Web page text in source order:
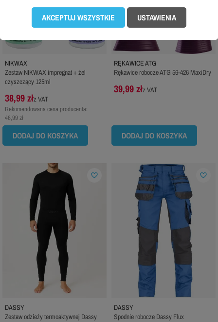
NIKWAX
Zestaw NIKWAX impregnat + żel
czyszczący 125ml
38,99 złz VAT
Rekomendowana cena producenta:
46,99 zł
DODAJ DO KOSZYKA
RĘKAWICE ATG
Rękawice robocze ATG 56-426 MaxiDry
39,99 złz VAT
DODAJ DO KOSZYKA
DASSY
Zestaw odzieży termoaktywnej Dassy
favorite_border
DASSY
Spodnie robocze Dassy Flux
favorite_border
AKCEPTUJ WSZYSTKIE USTAWIENIA